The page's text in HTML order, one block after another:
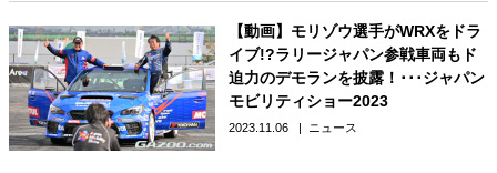
【動画】モリゾウ選手がWRXをドラ
イブ!?ラリージャパン参戦車両もド
迫力のデモランを披露！･･･ジャパン
モビリティショー2023
2023.11.06 ニュース